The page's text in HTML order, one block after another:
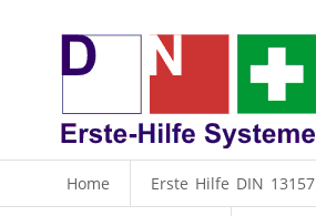
Home Erste Hilfe DIN 13157